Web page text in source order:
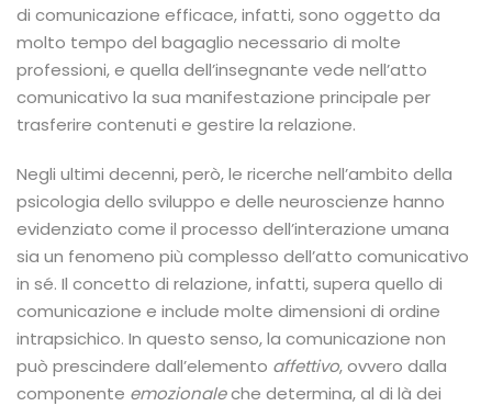
di comunicazione efficace, infatti, sono oggetto da
molto tempo del bagaglio necessario di molte
professioni, e quella dell’insegnante vede nell’atto
comunicativo la sua manifestazione principale per
trasferire contenuti e gestire la relazione.
Negli ultimi decenni, però, le ricerche nell’ambito della
psicologia dello sviluppo e delle neuroscienze hanno
evidenziato come il processo dell’interazione umana
sia un fenomeno più complesso dell’atto comunicativo
in sé. Il concetto di relazione, infatti, supera quello di
comunicazione e include molte dimensioni di ordine
intrapsichico. In questo senso, la comunicazione non
può prescindere dall’elemento affettivo, ovvero dalla
componente emozionaleche determina, al di là dei